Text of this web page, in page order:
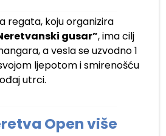
regata, koju organizira
gusar”, ima cilj
a vesla se uzvodno 1
ljepotom i smirenošću
utrci.
Open više